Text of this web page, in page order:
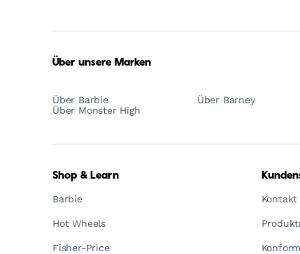
Through
Über unsere Marken
Über Barbie Über Barney
Über Monster High
Shop & Learn
Barbie
Hot Wheels
Fisher-Price